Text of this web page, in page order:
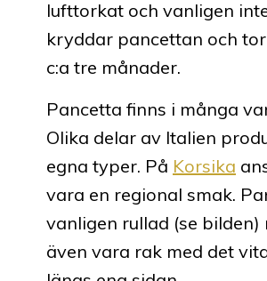
lufttorkat och vanligen
kryddar pancettan och
c:a tre månader.
Pancetta finns i många
Olika delar av Italien
egna typer. På Korsika
vara en regional smak.
vanligen rullad (se bilden)
även vara rak med det